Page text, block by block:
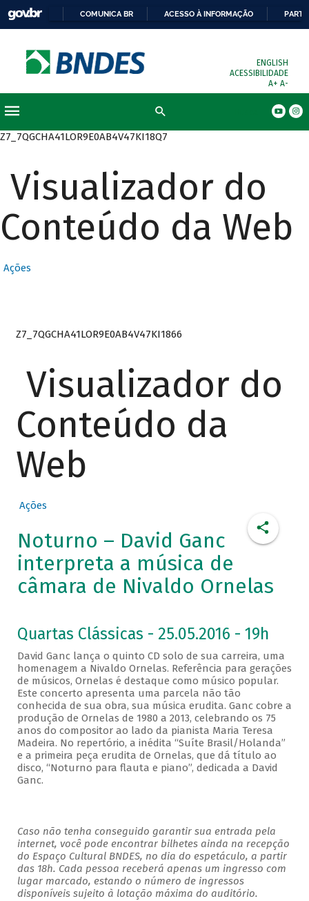
COMUNICA BR ACESSO À INFORMAÇÃO
ENGLISH
ACESSIBILIDADE
A+ A-
Z7_7QGCHA41LOR9E0AB4V47KI18Q7
Visualizador do
Conteúdo da Web
Ações
Z7_7QGCHA41LOR9E0AB4V47KI1866
Visualizador do
Conteúdo da
Web
Ações
Noturno – David Ganc
interpreta a música de
câmara de Nivaldo Ornelas
Quartas Clássicas - 25.05.2016 - 19h
David Ganc lança o quinto CD solo de sua carreira, uma
homenagem a Nivaldo Ornelas. Referência para gerações
de músicos, Ornelas é destaque como músico popular.
Este concerto apresenta uma parcela não tão
conhecida de sua obra, sua música erudita. Ganc cobre a
produção de Ornelas de 1980 a 2013, celebrando os 75
anos do compositor ao lado da pianista Maria Teresa
Madeira. No repertório, a inédita “Suíte Brasil/Holanda”
e a primeira peça erudita de Ornelas, que dá título ao
disco, “Noturno para flauta e piano”, dedicada a David
Ganc.
Caso não tenha conseguido garantir sua entrada pela
internet, você pode encontrar bilhetes ainda na recepção
do Espaço Cultural BNDES, no dia do espetáculo, a partir
das 18h. Cada pessoa receberá apenas um ingresso com
lugar marcado, estando o número de ingressos
disponíveis sujeito à lotação máxima do auditório.